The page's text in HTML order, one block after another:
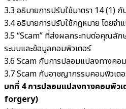
3.3 อธิบายการปรับใช้มาตรา 14 (1) กั
3.4 อธิบายการปรับใช้กฎหมาย โดยจำ
3.5 “Scam” ที่ส่งผลกระทบต่อคุณลั
ระบบและข้อมูลคอมพิวเตอร์
3.6 Scam กับการปลอมแปลงทางคอ
3.7 Scam กับอาชญากรรมคอมพิวเต
บทที่ 4 การปลอมแปลงทางคอมพิ
forgery)